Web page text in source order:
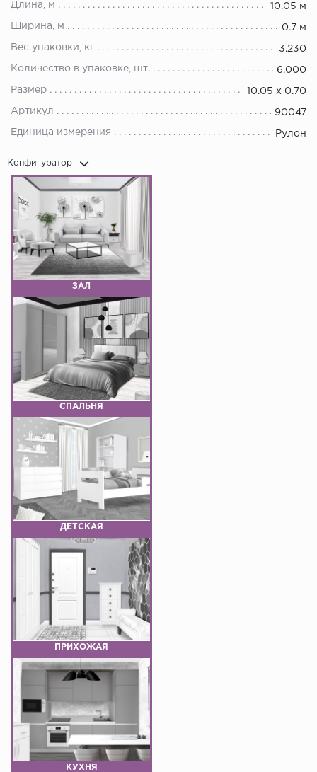
Длина, м 10.05 м
Ширина, м 0.7 м
Вес упаковки, кг 3.230
Количество в упаковке, шт. 6.000
Размер 10.05 х 0.70
Артикул 90047
Единица измерения Рулон
Конфигуратор
ЗАЛ
СПАЛЬНЯ
ДЕТСКАЯ
ПРИХОЖАЯ
КУХНЯ